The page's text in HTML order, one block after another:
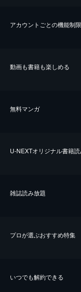
アカウントごとの機能制
動画も書籍も楽しめる
無料マンガ
U-NEXTオリジナル書籍
雑誌読み放題
プロが選ぶおすすめ特集
いつでも解約できる